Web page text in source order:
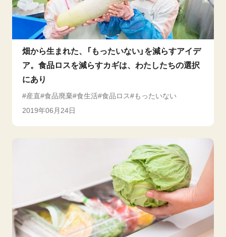
畑から生まれた、「もったいない」を減らすアイデ
ア。食品ロスを減らすカギは、わたしたちの選択
にあり
産直 食品廃棄 食生活 食品ロス
もったいない
2019年06月24日